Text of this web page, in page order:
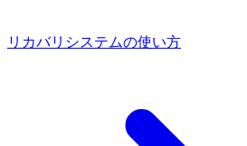
リカバリシステムの使い方